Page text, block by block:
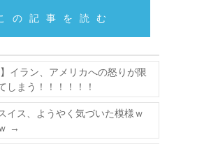
の記事を読む
】イラン、アメリカへの怒りが限
しまう！！！！！！
イス、ようやく気づいた模様ｗ
→